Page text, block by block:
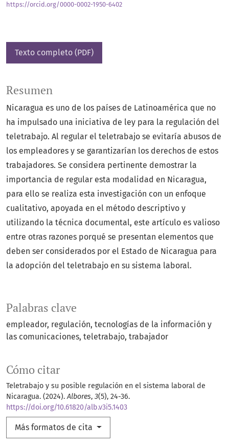
https://orcid.org/0000-0002-1950-6402
Texto completo (PDF)
Palabras clave
empleador regulación tecnologías de la información y
las comunicaciones teletrabajo trabajador
Cómo citar
Teletrabajo y su posible regulación en el sistema laboral de
Nicaragua. (2024).Albores, 3(5), 24-36.
https://doi.org/10.61820/alb.v3i5.1403
Más formatos de cita
Resumen
Nicaragua es uno de los países de Latinoamérica que no
ha impulsado una iniciativa de ley para la regulación del
teletrabajo. Al regular el teletrabajo se evitaría abusos de
los empleadores y se garantizarían los derechos de estos
trabajadores. Se considera pertinente demostrar la
importancia de regular esta modalidad en Nicaragua,
para ello se realiza esta investigación con un enfoque
cualitativo, apoyada en el método descriptivo y
utilizando la técnica documental, este artículo es valioso
entre otras razones porqué se presentan elementos que
deben ser considerados por el Estado de Nicaragua para
la adopción del teletrabajo en su sistema laboral.